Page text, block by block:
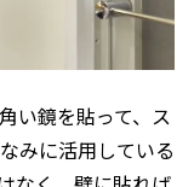
い鏡を貼って、ス
みに活用している